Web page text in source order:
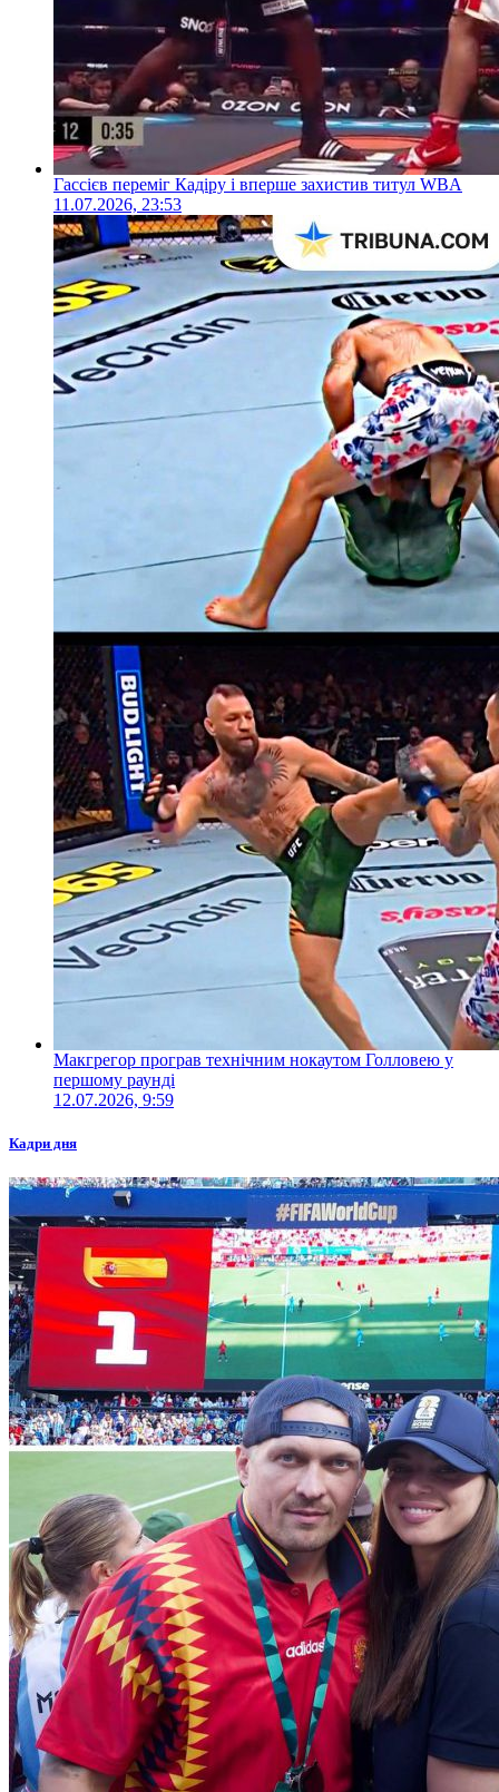
Гассієв переміг Кадіру і вперше захистив титул WBA
11.07.2026, 23:53
Макгрегор програв технічним нокаутом Голловею у
першому раунді
12.07.2026, 9:59
Кадри дня